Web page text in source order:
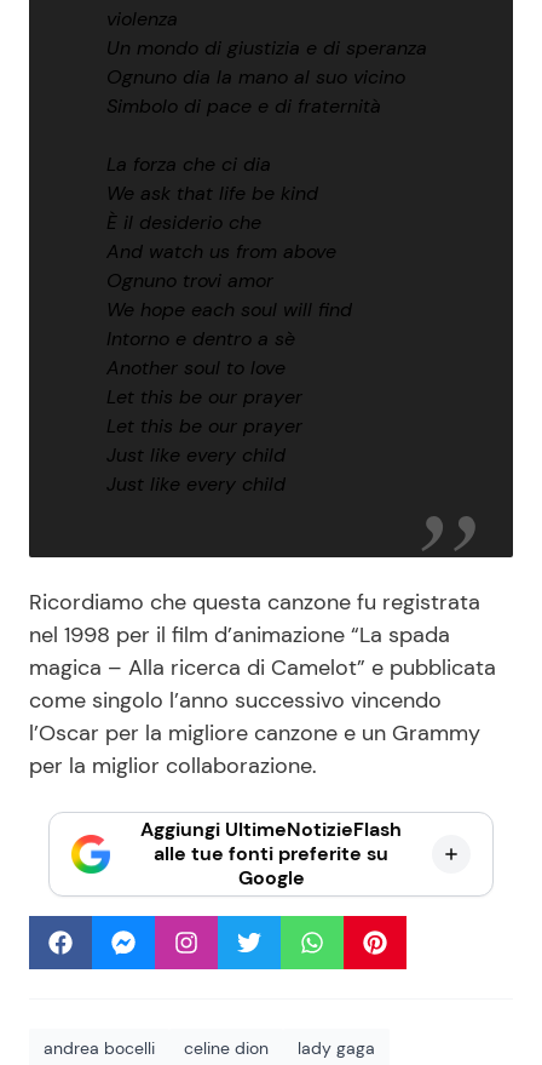
violenza
Un mondo di giustizia e di speranza
Ognuno dia la mano al suo vicino
Simbolo di pace e di fraternità
La forza che ci dia
We ask that life be kind
È il desiderio che
And watch us from above
Ognuno trovi amor
We hope each soul will find
Intorno e dentro a sè
Another soul to love
Let this be our prayer
Let this be our prayer
Just like every child
Just like every child
Ricordiamo che questa canzone fu registrata
nel 1998 per il film d’animazione “La spada
magica – Alla ricerca di Camelot” e pubblicata
come singolo l’anno successivo vincendo
l’Oscar per la migliore canzone e un Grammy
per la miglior collaborazione.
Aggiungi UltimeNotizieFlash
alle tue fonti preferite su
Google
andrea bocelli celine dion lady gaga